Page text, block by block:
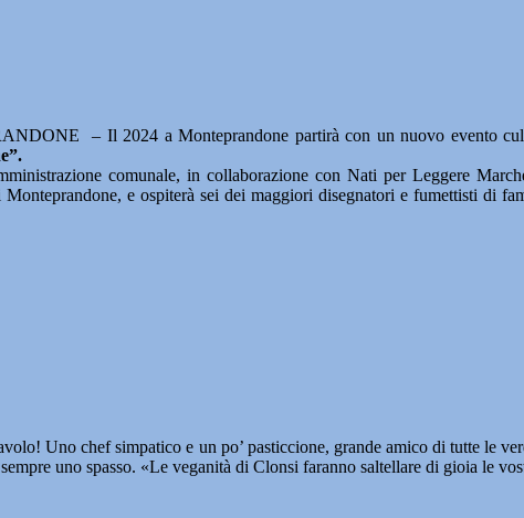
– Il 2024 a Monteprandone partirà con un nuovo evento
comunale, in collaborazione con Nati per Leggere
e ospiterà sei dei maggiori disegnatori e fumettisti di
Uno chef simpatico e un po’ pasticcione, grande amico di tutte le
uno spasso. «Le veganità di Clonsi faranno saltellare di gioia le